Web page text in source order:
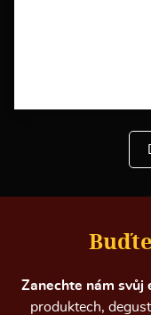
Zanechte nám svůj
produktech,